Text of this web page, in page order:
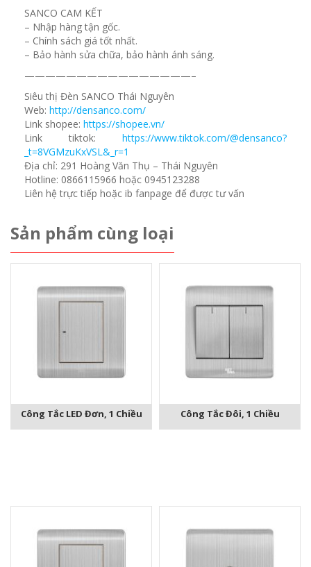
SANCO CAM KẾT
– Nhập hàng tận gốc.
– Chính sách giá tốt nhất.
– Bảo hành sửa chữa, bảo hành ánh sáng.
————————————————–
Siêu thị Đèn SANCO Thái Nguyên
Web: http://densanco.com/
Link shopee: https://shopee.vn/
Link tiktok: https://www.tiktok.com/@densanco?
_t=8VGMzuKxVSL&_r=1
Địa chỉ: 291 Hoàng Văn Thụ – Thái Nguyên
Hotline: 0866115966 hoặc 0945123288
Liên hệ trực tiếp hoặc ib fanpage để được tư vấn
Sản phẩm cùng loại
Công Tắc LED Đơn, 1 Chiều Công Tắc Đôi, 1 Chiều